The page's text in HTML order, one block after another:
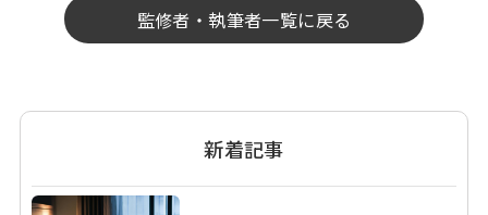
監修者・執筆者一覧に戻る
新着記事